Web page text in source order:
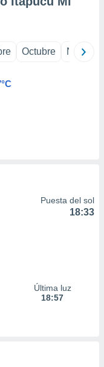
Octubre
Puesta del sol
18:33
Última luz
18:57